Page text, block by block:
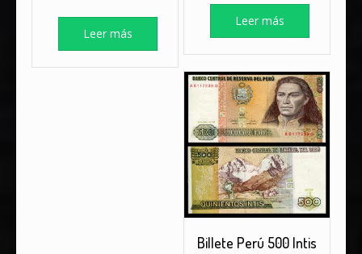
Leer más
Leer más
Billete Perú 500 Intis